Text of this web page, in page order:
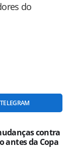
do
contra
antes da Copa